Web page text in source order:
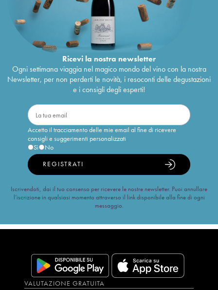
Ricevi la nostra newsletter
Ogni settimana viaggia nel magico mondo del vino con la nostra
Newsletter, per non perderti le novità, i resoconti delle degustazioni
e i consigli degli esperti!
Accetto il tracciamento delle mie email al fine di ricevere
consigli e suggerimenti personalizzati
Sì
No
REGISTRATI
Iscrivendoti, dai il tuo consenso per ricevere le nostre newsletter. Puoi annullare
l’iscrizione in qualsiasi momento attraverso il link disponibile alla fine di ogni
messaggio.
VALUTAZIONE GRATUITA